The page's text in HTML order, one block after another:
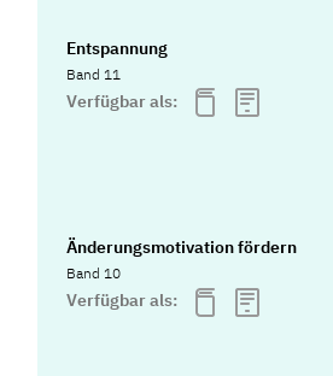
Entspannung
Band 11
Verfügbar als:
Änderungsmotivation fördern
Band 10
Verfügbar als: